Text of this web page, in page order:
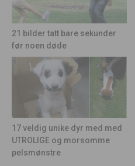
21 bilder tatt bare sekunder
før noen døde
17 veldig unike dyr med med
UTROLIGE og morsomme
pelsmønstre